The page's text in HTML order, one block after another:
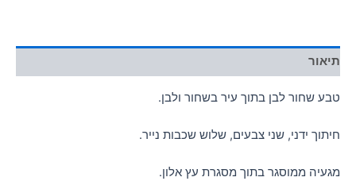
תיאור
טבע שחור לבן בתוך עיר בשחור ולבן.
חיתוך ידני, שני צבעים, שלוש שכבות נייר.
מגעיה ממוסגר בתוך מסגרת עץ אלון.